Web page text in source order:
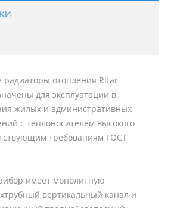
радиаторы отопления Rifar
для эксплуатации в
жилых и административных
с теплоносителем высокого
требованиям ГОСТ
имеет монолитную
вертикальный канал и